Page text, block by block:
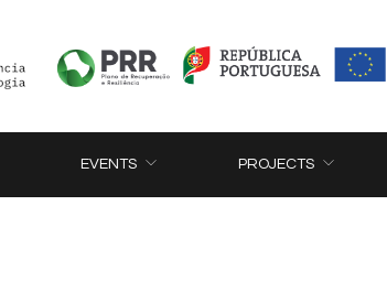
EVENTS PROJECTS